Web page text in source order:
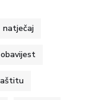
natječaj
obavijest